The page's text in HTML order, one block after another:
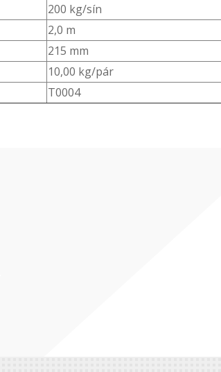
200 kg/sín
2,0 m
215 mm
10,00 kg/pár
T0004